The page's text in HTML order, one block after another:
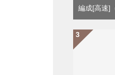
編成[高速]